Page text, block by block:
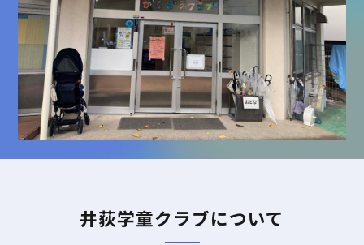
井荻学童クラブについて